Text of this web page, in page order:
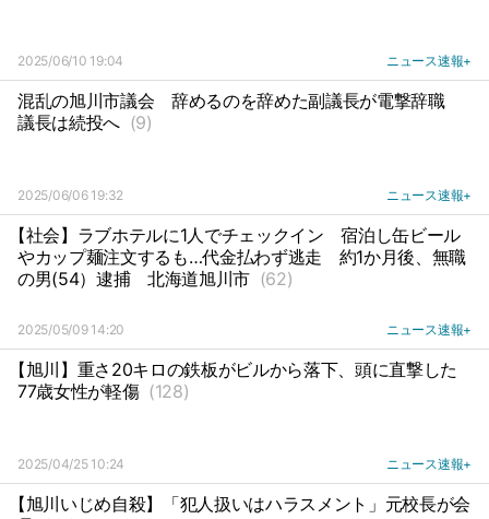
2025/06/10 19:04 ニュース速報+
混乱の旭川市議会
辞めるのを辞めた副議長が電撃辞職
議長は続投へ (9)
2025/06/06 19:32 ニュース速報+
【社会】ラブホテルに1人でチェックイン
宿泊し缶ビール
やカップ麺注文するも…代金払わず逃走
約1か月後、無職
の男(54）逮捕
北海道旭川市 (62)
2025/05/09 14:20 ニュース速報+
【旭川】重さ20キロの鉄板がビルから落下、頭に直撃した
77歳女性が軽傷 (128)
2025/04/25 10:24 ニュース速報+
【旭川いじめ自殺】「犯人扱いはハラスメント」元校長が会